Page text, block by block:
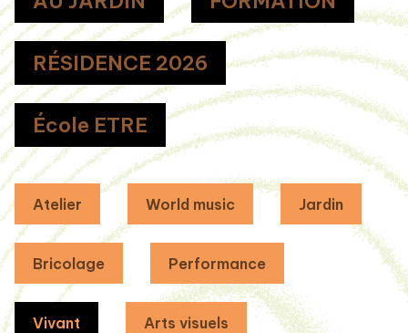
RÉSIDENCE 2026
École ETRE
Atelier World music Jardin
Bricolage Performance
Vivant Arts visuels